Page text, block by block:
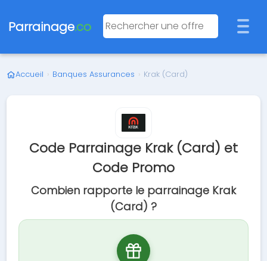
Parrainage.co
Accueil › Banques Assurances › Krak (Card)
Code Parrainage Krak (Card) et
Code Promo
Combien rapporte le parrainage Krak
(Card) ?